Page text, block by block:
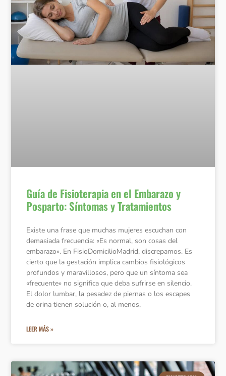
Guía de Fisioterapia en el Embarazo y
Posparto: Síntomas y Tratamientos
Existe una frase que muchas mujeres escuchan con
demasiada frecuencia: «Es normal, son cosas del
embarazo». En FisioDomicilioMadrid, discrepamos. Es
cierto que la gestación implica cambios fisiológicos
profundos y maravillosos, pero que un síntoma sea
«frecuente» no significa que deba sufrirse en silencio.
El dolor lumbar, la pesadez de piernas o los escapes
de orina tienen solución o, al menos,
LEER MÁS »